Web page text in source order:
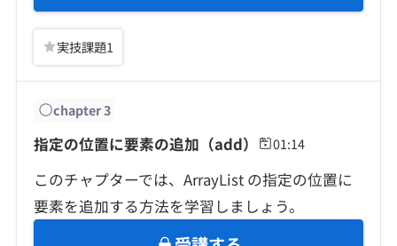
実技課題1
chapter3
指定の位置に要素の追加（add） 01:14
このチャプターでは、ArrayList の指定の位置に
要素を追加する方法を学習しましょう。